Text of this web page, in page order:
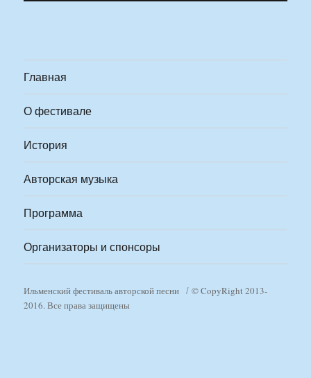
Главная
О фестивале
История
Авторская музыка
Программа
Организаторы и спонсоры
Ильменский фестиваль авторской песни
© CopyRight 2013-
2016. Все права защищены